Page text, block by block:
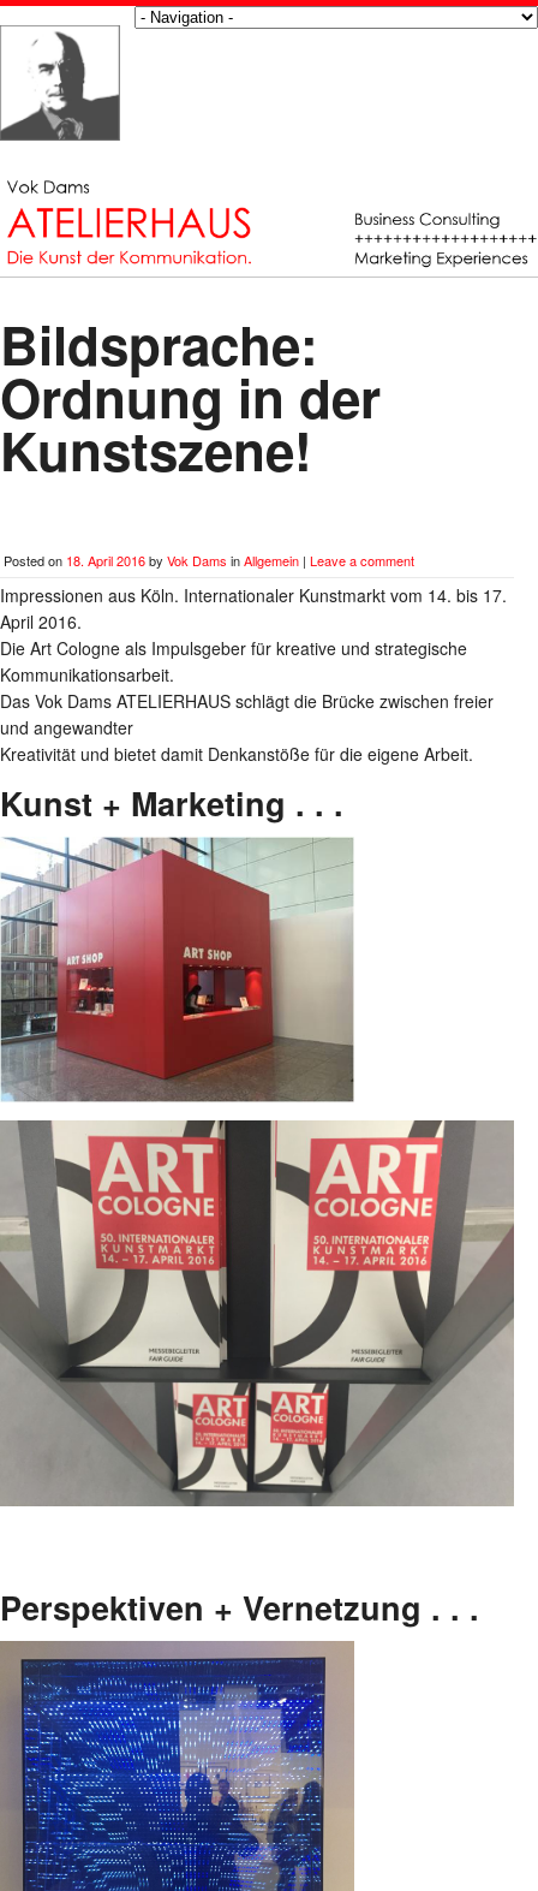
Bildsprache:
Ordnung in der
Kunstszene!
Posted on 18. April 2016by Vok Dams inAllgemein | Leave a comment
Impressionen aus Köln. Internationaler Kunstmarkt vom 14. bis 17.
April 2016.
Die Art Cologne als Impulsgeber für kreative und strategische
Kommunikationsarbeit.
Das Vok Dams ATELIERHAUS schlägt die Brücke zwischen freier
und angewandter
Kreativität und bietet damit Denkanstöße für die eigene Arbeit.
Kunst + Marketing . . .
Perspektiven + Vernetzung . . .